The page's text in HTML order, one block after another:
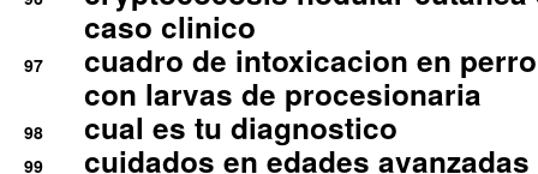
caso clinico
97
cuadro de intoxicacion en
con larvas de procesionaria
98 cual es tu diagnostico
99
cuidados en edades